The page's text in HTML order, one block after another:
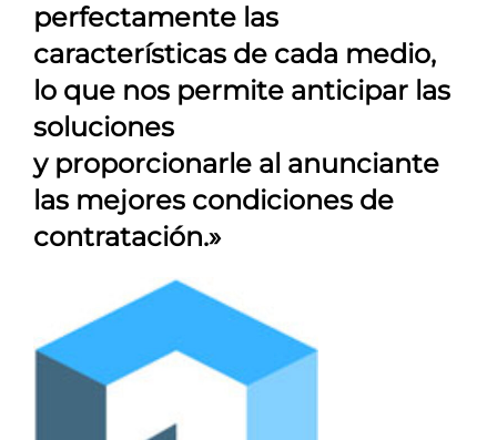
perfectamente las
características de cada medio,
lo que nos permite anticipar las
soluciones
y proporcionarle al anunciante
las mejores condiciones de
contratación.»